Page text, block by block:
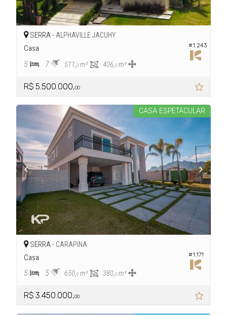
#1.243
SERRA - ALPHAVILLE JACUHY
Casa
5 7 511,0m² 406,0 m²
R$ 5.500.000,00
CASA ESPETACULAR
#1.171
SERRA - CARAPINA
Casa
5 5 650,0m² 380,0 m²
R$ 3.450.000,00